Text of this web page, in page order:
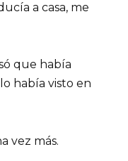
a casa, me
que había
había visto en
vez más.